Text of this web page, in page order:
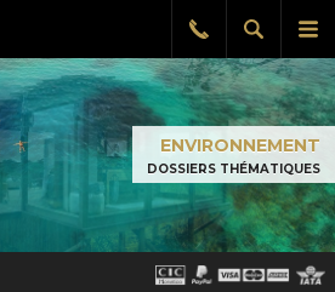
le
Afficher
la
Rappel
gratuit
ENVIRONNEMENT
DOSSIERS THÉMATIQUES